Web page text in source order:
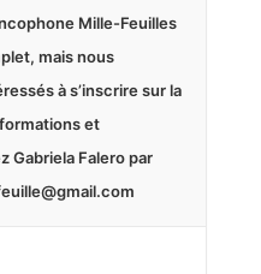
Mille-Feuilles
mais nous
à s’inscrire sur la
et
Gabriela Falero par